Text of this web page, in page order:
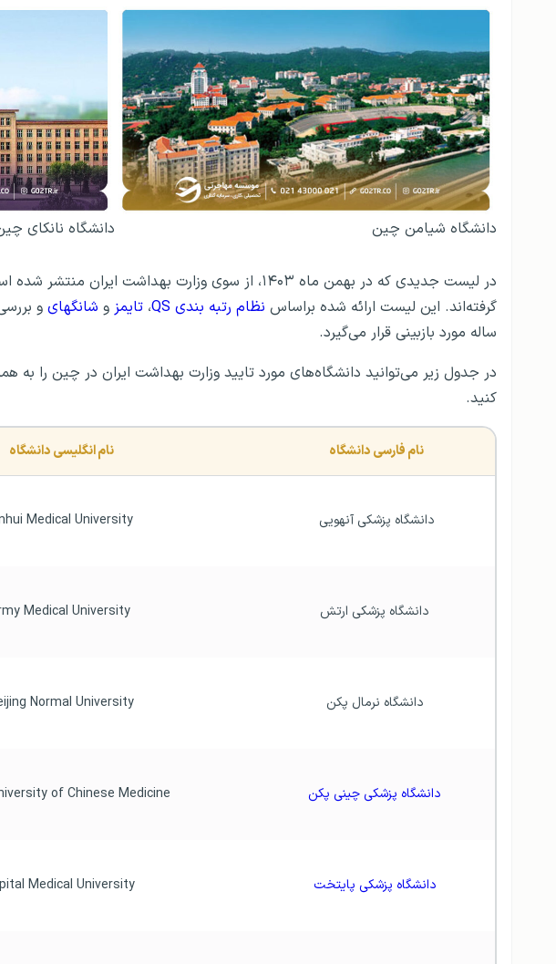
دانشگاه شیامن چین دانشگاه نانکای
گرفته‌اند. این لیست ارائه شده براساس نظام رتبه بندی QS ، تایمز‌ و شانگهای و
ساله مورد بازبینی قرار می‌گیرد.
کنید.
نام فارسی دانشگاه نام انگلیسی دانشگاه
دانشگاه پزشکی آنهویی Medical University
دانشگاه پزشکی ارتش Army Medical University
دانشگاه نرمال پکن Normal University
دانشگاه پزشکی چینی پکن
دانشگاه پزشکی پایتخت